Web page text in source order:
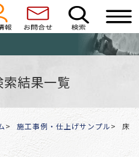
索結果一覧
施工事例・仕上げサンプル 床